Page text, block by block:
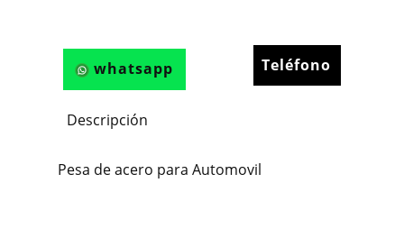
whatsapp Teléfono
Descripción
Pesa de acero para Automovil